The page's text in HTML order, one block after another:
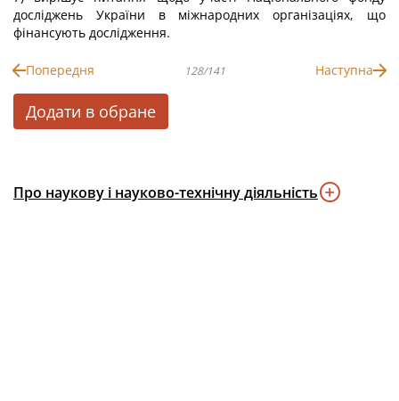
досліджень України в міжнародних організаціях, що
фінансують дослідження.
Попередня 128/141 Наступна
Додати в обране
Про наукову і науково-технічну діяльність